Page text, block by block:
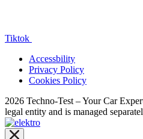
Tiktok
Accessbility
Privacy Policy
Cookies Policy
2026 Techno-Test – Your Car
legal entity and is managed